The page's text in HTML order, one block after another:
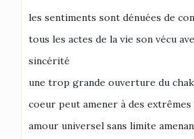
les sentiments sont dénuées de
tous les actes de la vie son vécu
sincérité
une trop grande ouverture du
coeur peut amener à des
amour universel sans limite